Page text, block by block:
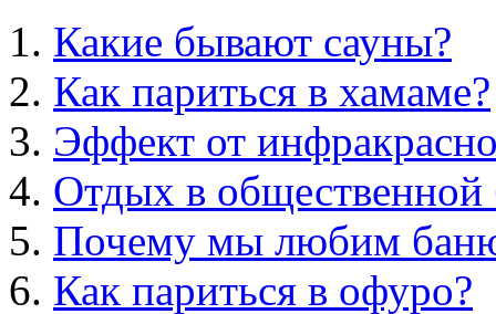
Какие бывают сауны?
Как париться в хамаме?
Эффект от
Отдых в общественной
Почему мы любим
Как париться в офуро?